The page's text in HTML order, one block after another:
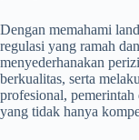
Dengan memahami
regulasi yang ramah
menyederhanakan
berkualitas, serta
profesional, pemerintah
yang tidak hanya